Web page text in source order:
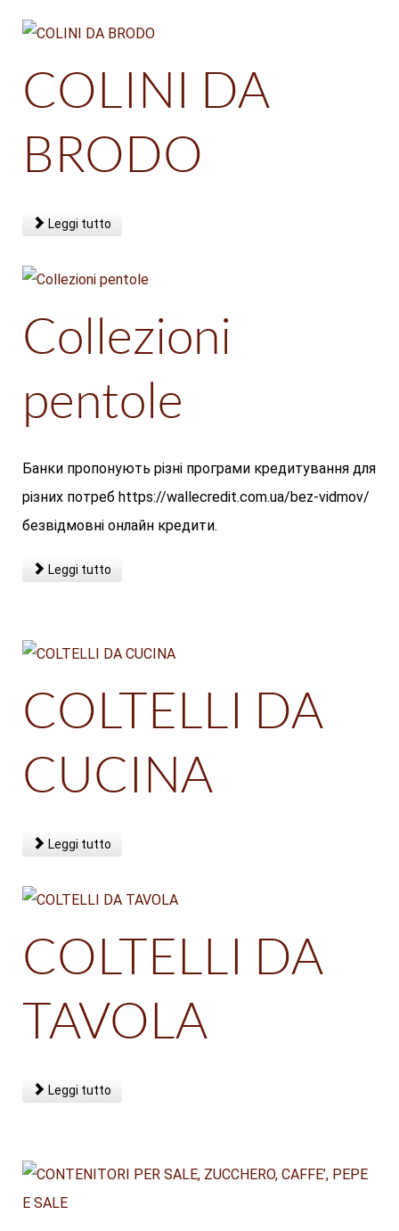
COLINI DA
BRODO
Leggi tutto
Collezioni
pentole
Банки пропонують різні програми кредитування для
різних потреб https://wallecredit.com.ua/bez-vidmov/
безвідмовні онлайн кредити.
Leggi tutto
COLTELLI DA
CUCINA
Leggi tutto
COLTELLI DA
TAVOLA
Leggi tutto